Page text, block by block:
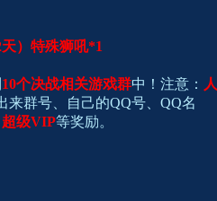
）特殊狮吼*1
10个决战相关游戏群中！注意： 人
来群号、自己的QQ号、QQ名
超级VIP等奖励。